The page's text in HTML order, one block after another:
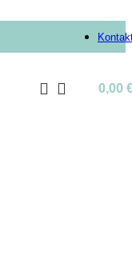
0,00